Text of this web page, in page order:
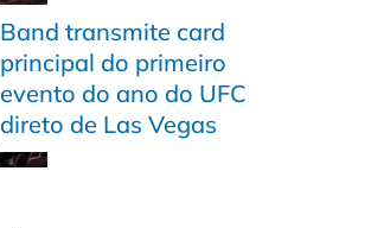
Band transmite card
principal do primeiro
evento do ano do UFC
direto de Las Vegas